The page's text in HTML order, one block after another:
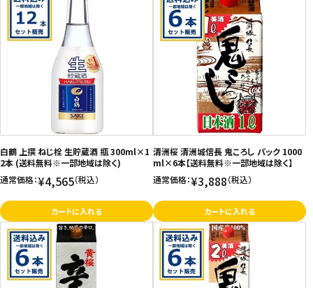
フードロス
ペット用品
SHOP GUIDE
ご利用ガイド
お問い合わせ
特定商取引法表示について
利用規約
会社概要
白鶴 上撰 ねじ栓 生貯蔵酒 瓶 300ml×1
2本 (送料無料※一部地域は除く)
通常価格：¥4,565（税込）
カートに入れる
清洲桜 清洲城信長 鬼ころし パック 1000
ml×6本【送料無料※一部地域は除く】
通常価格：¥3,888（税込）
カートに入れる